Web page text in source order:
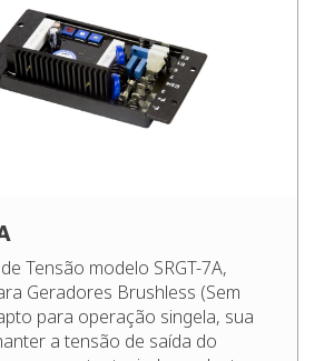
Tensão modelo SRGT-7A,
Geradores Brushless (Sem
para operação singela, sua
a tensão de saída do